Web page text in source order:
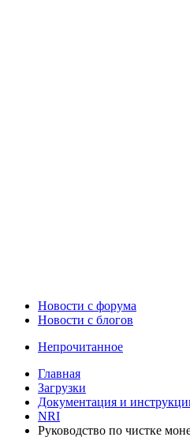
Новости c форума
Новости с блогов
Непрочитанное
Главная
Загрузки
Документация и
NRI
Руководство по чистке